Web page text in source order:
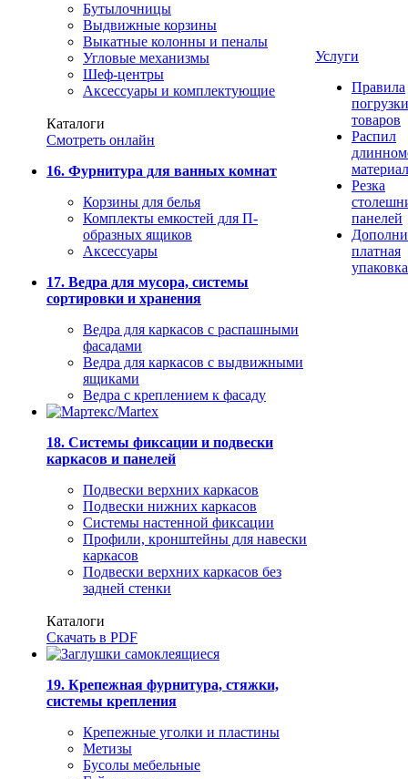
Бутылочницы
Выдвижные корзины
Выкатные колонны и пеналы
Угловые механизмы
Шеф-центры
Аксессуары и комплектующие
Каталоги
Смотреть онлайн
16. Фурнитура для ванных комнат
Корзины для белья
Комплекты емкостей для П-
образных ящиков
Аксессуары
17. Ведра для мусора, системы
сортировки и хранения
Ведра для каркасов с распашными
фасадами
Ведра для каркасов с выдвижными
ящиками
Ведра с креплением к фасаду
18. Системы фиксации и подвески
каркасов и панелей
Подвески верхних каркасов
Подвески нижних каркасов
Системы настенной фиксации
Профили, кронштейны для навески
каркасов
Подвески верхних каркасов без
задней стенки
Каталоги
Скачать в PDF
19. Крепежная фурнитура, стяжки,
системы крепления
Крепежные уголки и пластины
Метизы
Бусолы мебельные
Услуги
Правила
погрузки
товаров
Распил
Резка
панелей
платная
упаковка